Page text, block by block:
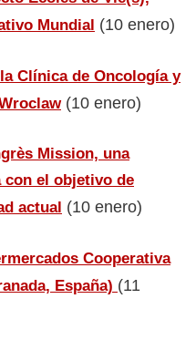
Mundial (10 enero)
Clínica de Oncología y
(10 enero)
Mission, una
con el objetivo de
actual (10 enero)
Cooperativa
España) (11